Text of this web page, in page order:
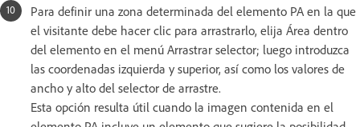
Para definir una zona determinada del elemento PA en la que
el visitante debe hacer clic para arrastrarlo, elija Área dentro
del elemento en el menú Arrastrar selector; luego introduzca
las coordenadas izquierda y superior, así como los valores de
ancho y alto del selector de arrastre.
Esta opción resulta útil cuando la imagen contenida en el